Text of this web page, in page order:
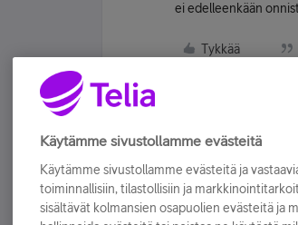
ei edelleenkään
Tykkää
Käytämme sivustollamme evästeitä
Käytämme sivustollamme evästeitä ja
toiminnallisiin, tilastollisiin ja
sisältävät kolmansien osapuolien evästeitä ja